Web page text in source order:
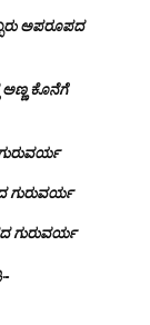
ಅಪರೂಪದ
ಅಣ್ಣ ಕೊನೆಗೆ
ಗುರುವರ್ಯ
ಗುರುವರ್ಯ